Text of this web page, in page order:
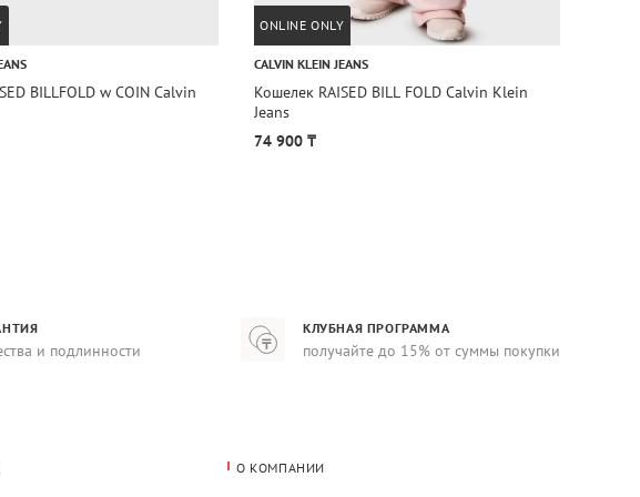
w COIN Calvin
ONLINE ONLY
CALVIN KLEIN JEANS
Кошелек RAISED BILL FOLD Calvin Klein
Jeans
74 900 ₸
и подлинности
КЛУБНАЯ ПРОГРАММА
получайте до 15% от суммы покупки
О КОМПАНИИ